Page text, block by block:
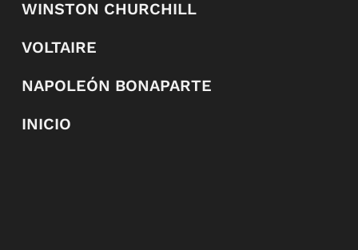
WINSTON CHURCHILL
VOLTAIRE
NAPOLEÓN BONAPARTE
INICIO